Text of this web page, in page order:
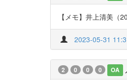
【メモ】井上清美（
2023-05-31
2 0 0 0 OA